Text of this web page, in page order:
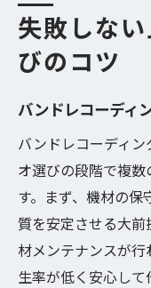
失敗しな
びのコツ
バンドレコーディ
バンドレコーディ
オ選びの段階で複
す。まず、機材の
質を安定させる大
材メンテナンスが
生率が低く安心して